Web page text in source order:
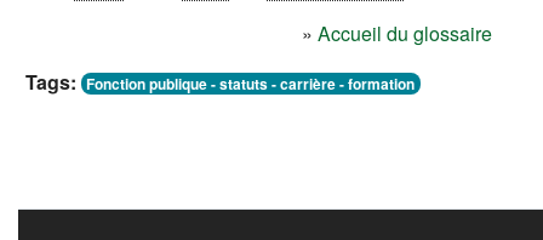
» Accueil du glossaire
Tags: Fonction publique - statuts - carrière - formation